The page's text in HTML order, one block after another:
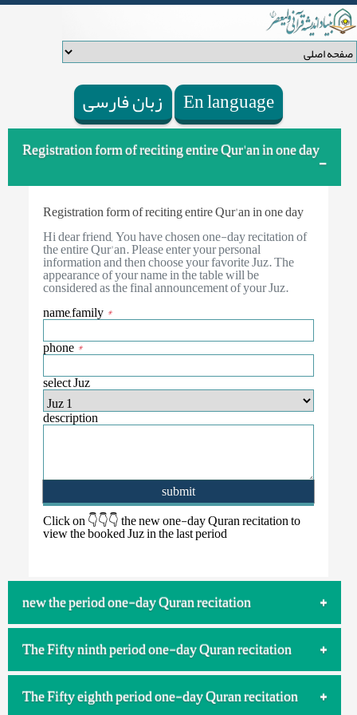
En language زبان فارسی
Registration form of reciting entire Qur'an in one day
Registration form of reciting entire Qur'an in one day
Hi dear friend, You have chosen one-day recitation of
the entire Qur'an. Please enter your personal
information and then choose your favorite Juz. The
appearance of your name in the table will be
considered as the final announcement of your Juz.
name,family*
phone*
select Juz
description
submit
Click on 👇👇👇 the new one-day Quran recitation to
view the booked Juz in the last period
new the period one-day Quran recitation
------ جز یکم
------ جز هفتم
The Fifty ninth period one-day Quran recitation
خانم سوگند پیرفلک جز یکم
The Fifty eighth period one-day Quran recitation